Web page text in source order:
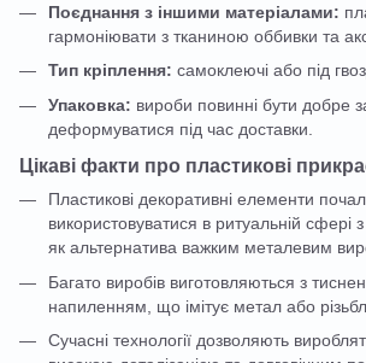
Поєднання з іншими матеріалами:
гармоніювати з тканиною оббивки та
Тип кріплення: самоклеючі або під
Упаковка: вироби повинні бути добре
деформуватися під час доставки.
Цікаві факти про пластикові
Пластикові декоративні елементи
використовуватися в ритуальній сфері з
як альтернатива важким металевим
Багато виробів виготовляються з
напиленням, що імітує метал або
Сучасні технології дозволяють